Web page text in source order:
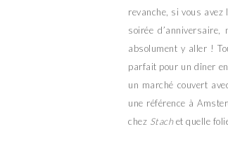
revanche, si vous avez
soirée d’anniversaire,
absolument y aller !
parfait pour un dîner
un marché couvert
une référence à
chez Stachet quelle